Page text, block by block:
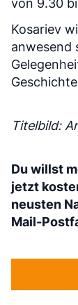
Kosariev
anwesend
Titelbild:
Du willst
jetzt
neusten
Mail-